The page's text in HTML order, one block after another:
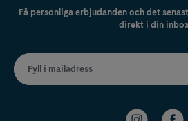
Få personliga erbjudanden och det
direkt i din
Fyll i mailadress